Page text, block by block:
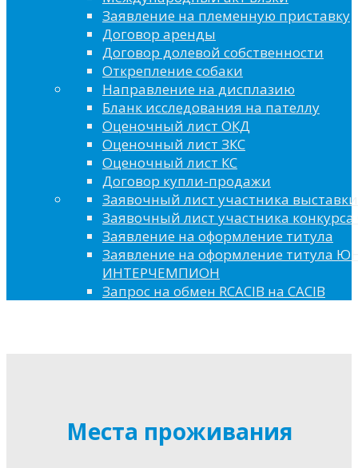
Заявление на племенную приставку
Договор аренды
Договор долевой собственности
Открепление собаки
Направление на дисплазию
Бланк исследования на пателлу
Оценочный лист ОКД
Оценочный лист ЗКС
Оценочный лист КС
Договор купли-продажи
Заявочный лист участника выставки
Заявочный лист участника конкурса
Заявление на оформление титула
Заявление на оформление титула
ИНТЕРЧЕМПИОН
Запрос на обмен RCACIB на CACIB
Места проживания